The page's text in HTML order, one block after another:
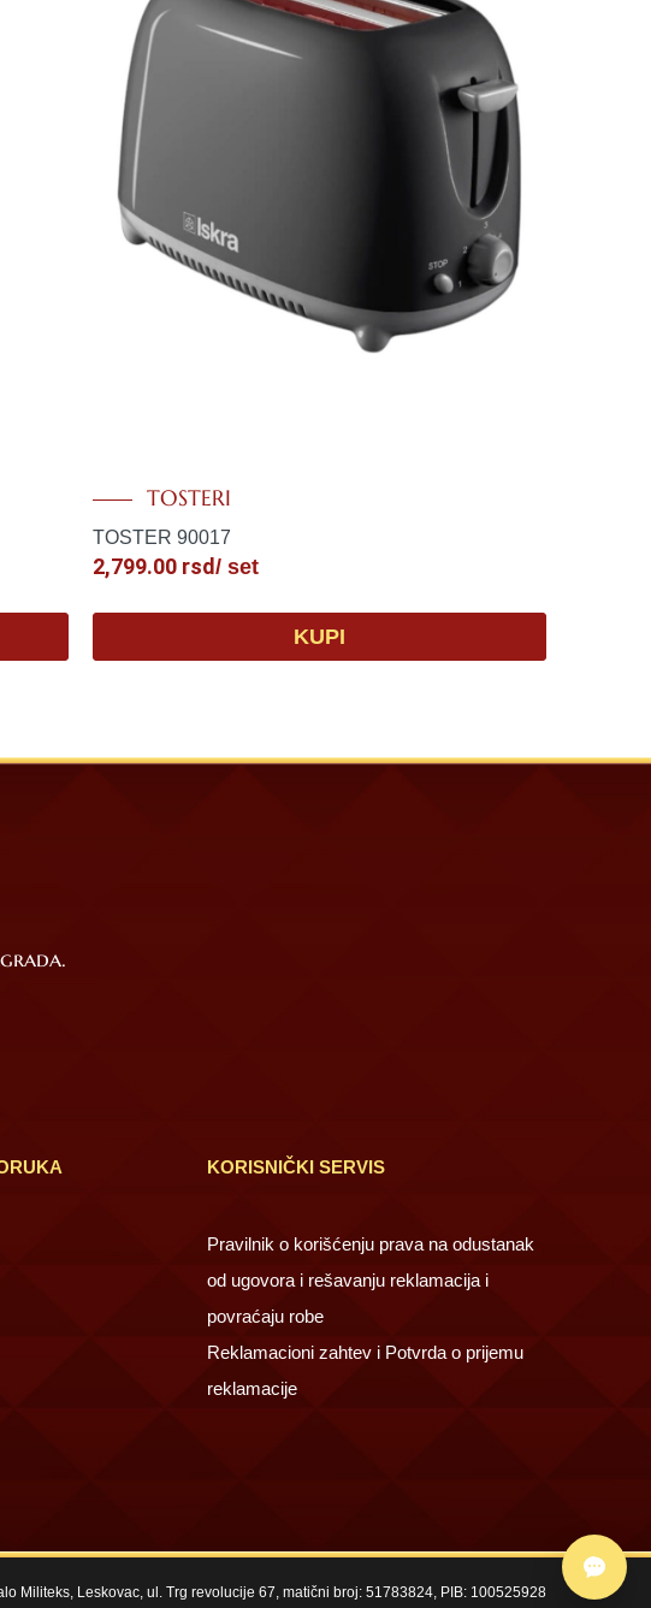
TOSTERI
TOSTER 90017
2,799.00 rsd/ set
KUPI
KORISNIČKI SERVIS
Pravilnik o korišćenju prava na odustanak
od ugovora i rešavanju reklamacija i
povraćaju robe
Reklamacioni zahtev i Potvrda o prijemu
reklamacije
Militeks, Leskovac, ul. Trg revolucije 67, matični broj: 51783824, PIB: 100525928